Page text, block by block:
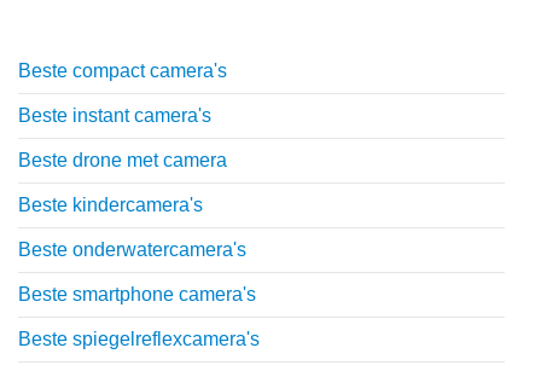
Beste compact camera's
Beste instant camera's
Beste drone met camera
Beste kindercamera's
Beste onderwatercamera's
Beste smartphone camera's
Beste spiegelreflexcamera's